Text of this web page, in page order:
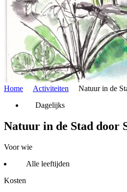
Home Activiteiten
Natuur in de
Dagelijks
Natuur in de Stad door
Voor wie
Alle leeftijden
Kosten